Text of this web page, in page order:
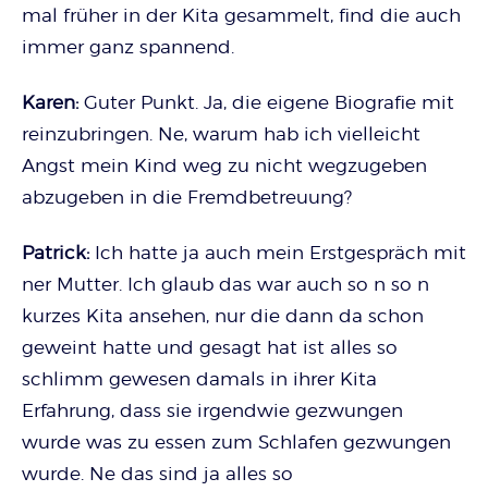
mal früher in der Kita gesammelt, find die auch
immer ganz spannend.
Karen: Guter Punkt. Ja, die eigene Biografie mit
reinzubringen. Ne, warum hab ich vielleicht
Angst mein Kind weg zu nicht wegzugeben
abzugeben in die Fremdbetreuung?
Patrick: Ich hatte ja auch mein Erstgespräch mit
ner Mutter. Ich glaub das war auch so n so n
kurzes Kita ansehen, nur die dann da schon
geweint hatte und gesagt hat ist alles so
schlimm gewesen damals in ihrer Kita
Erfahrung, dass sie irgendwie gezwungen
wurde was zu essen zum Schlafen gezwungen
wurde. Ne das sind ja alles so